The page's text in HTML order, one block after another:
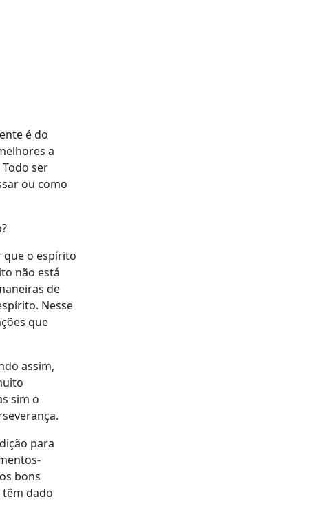
é do
a
ser
ou como
que o espírito
não está
de
Nesse
que
assim,
sim o
para
bons
têm dado